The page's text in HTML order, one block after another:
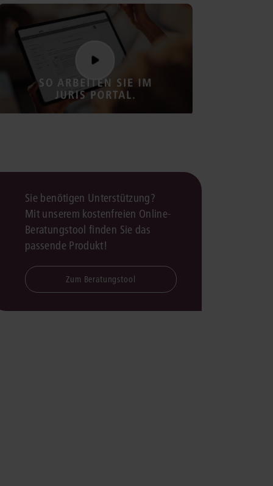
Online-Produktberater starten
Alle Kontaktmöglichkeiten
Sie benötigen Unterstützung?
Mit unserem kostenfreien Online-
Beratungstool finden Sie das
passende Produkt!
Zum Beratungstool